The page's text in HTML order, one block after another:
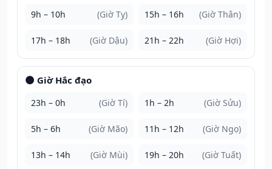
9h – 10h (Giờ Tỵ) 15h – 16h (Giờ Thân)
17h – 18h (Giờ Dậu) 21h – 22h (Giờ Hợi)
🌑 Giờ Hắc đạo
23h – 0h (Giờ Tí) 1h – 2h (Giờ Sửu)
5h – 6h (Giờ Mão) 11h – 12h (Giờ Ngọ)
13h – 14h (Giờ Mùi) 19h – 20h (Giờ Tuất)